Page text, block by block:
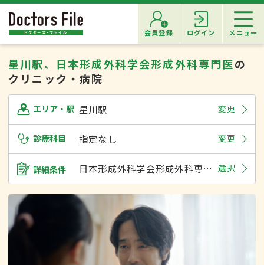
会員登録 ログイン メニュー
星川駅、日本形成外科学会形成外科専門医の
クリニック・病院
エリア・駅 星川駅 変更
診療科目 指定なし 変更
詳細条件 日本形成外科学会形成外科専門医 選択